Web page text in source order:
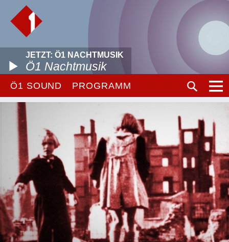
JETZT: Ö1 NACHTMUSIK
Ö1 Nachtmusik
Ö1 SOUND PROGRAMM